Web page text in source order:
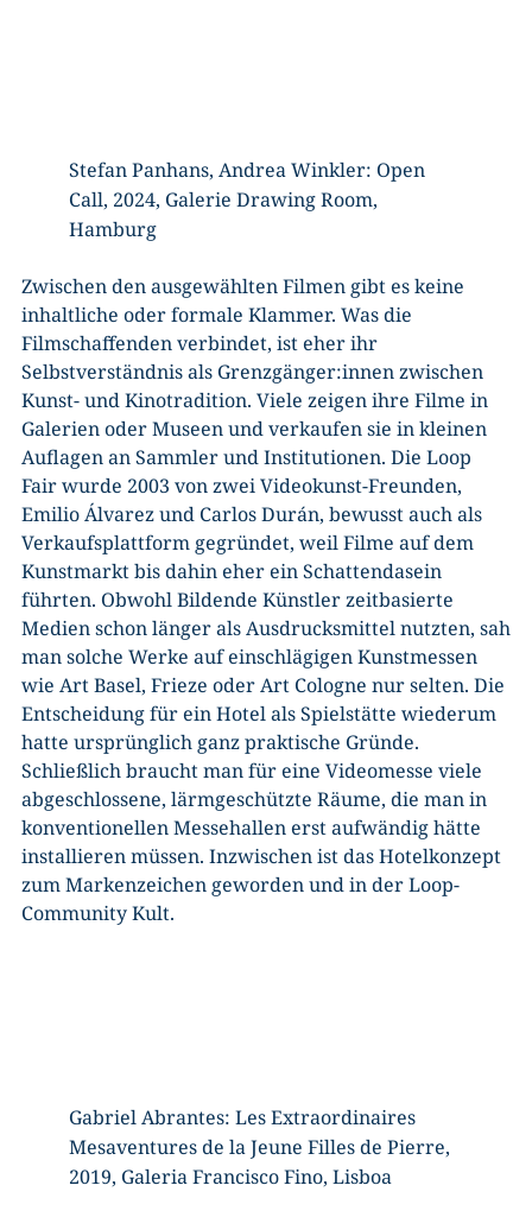
Stefan Panhans, Andrea Winkler: Open
Call, 2024, Galerie Drawing Room,
Hamburg
Zwischen den ausgewählten Filmen gibt es keine
inhaltliche oder formale Klammer. Was die
Filmschaffenden verbindet, ist eher ihr
Selbstverständnis als Grenzgänger:innen zwischen
Kunst- und Kinotradition. Viele zeigen ihre Filme in
Galerien oder Museen und verkaufen sie in kleinen
Auflagen an Sammler und Institutionen. Die Loop
Fair wurde 2003 von zwei Videokunst-Freunden,
Emilio Álvarez und Carlos Durán, bewusst auch als
Verkaufsplattform gegründet, weil Filme auf dem
Kunstmarkt bis dahin eher ein Schattendasein
führten. Obwohl Bildende Künstler zeitbasierte
Medien schon länger als Ausdrucksmittel nutzten, sah
man solche Werke auf einschlägigen Kunstmessen
wie Art Basel, Frieze oder Art Cologne nur selten. Die
Entscheidung für ein Hotel als Spielstätte wiederum
hatte ursprünglich ganz praktische Gründe.
Schließlich braucht man für eine Videomesse viele
abgeschlossene, lärmgeschützte Räume, die man in
konventionellen Messehallen erst aufwändig hätte
installieren müssen. Inzwischen ist das Hotelkonzept
zum Markenzeichen geworden und in der Loop-
Community Kult.
Gabriel Abrantes: Les Extraordinaires
Mesaventures de la Jeune Filles de Pierre,
2019, Galeria Francisco Fino, Lisboa